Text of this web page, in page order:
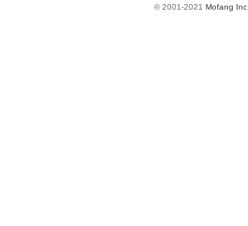
© 2001-2021 Mofang Inc.